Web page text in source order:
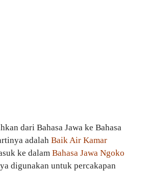
dari Bahasa Jawa ke Bahasa
adalah Baik Air Kamar
ke dalam Bahasa Jawa Ngoko
digunakan untuk percakapan